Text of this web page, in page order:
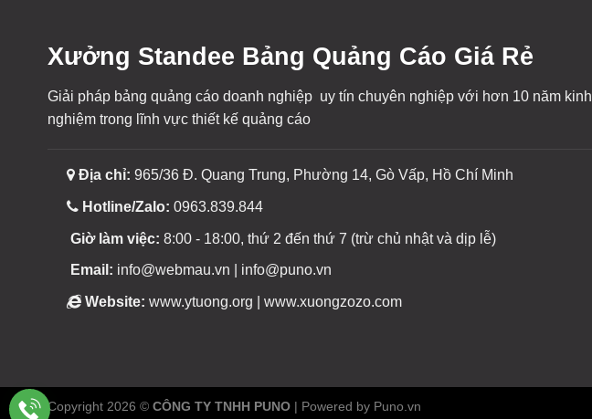
Xưởng Standee Bảng Quảng Cáo Giá Rẻ
Giải pháp bảng quảng cáo doanh nghiệp uy tín chuyên nghiệp với hơn 10 năm kinh
nghiệm trong lĩnh vực thiết kế quảng cáo
Địa chỉ: 965/36 Đ. Quang Trung, Phường 14, Gò Vấp, Hồ Chí Minh
Hotline/Zalo: 0963.839.844
Giờ làm việc: 8:00 - 18:00, thứ 2 đến thứ 7 (trừ chủ nhật và dịp lễ)
Email: info@webmau.vn | info@puno.vn
Website: www.ytuong.org | www.xuongzozo.com
Copyright 2026 © CÔNG TY TNHH PUNO | Powered by Puno.vn